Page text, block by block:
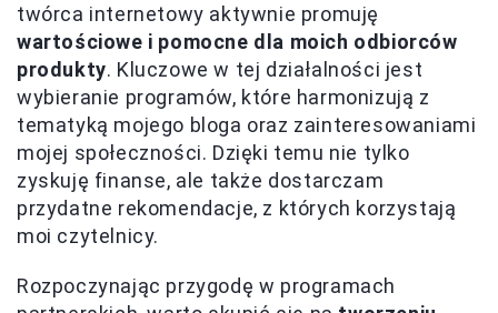
twórca internetowy aktywnie promuję
wartościowe i pomocne dla moich odbiorców
produkty. Kluczowe w tej działalności jest
wybieranie programów, które harmonizują z
tematyką mojego bloga oraz zainteresowaniami
mojej społeczności. Dzięki temu nie tylko
zyskuję finanse, ale także dostarczam
przydatne rekomendacje, z których korzystają
moi czytelnicy.
Rozpoczynając przygodę w programach